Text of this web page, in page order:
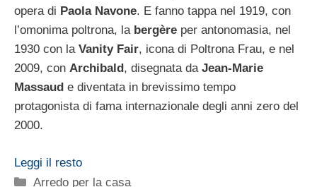
opera di Paola Navone. E fanno tappa nel 1919, con
l’omonima poltrona, la bergère per antonomasia, nel
1930 con la Vanity Fair, icona di Poltrona Frau, e nel
2009, con Archibald , disegnata da Jean-Marie
Massaud e diventata in brevissimo tempo
protagonista di fama internazionale degli anni zero del
2000.
Leggi il resto
Categorie
Arredo per la casa